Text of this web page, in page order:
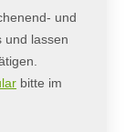
und
und lassen
bitte im